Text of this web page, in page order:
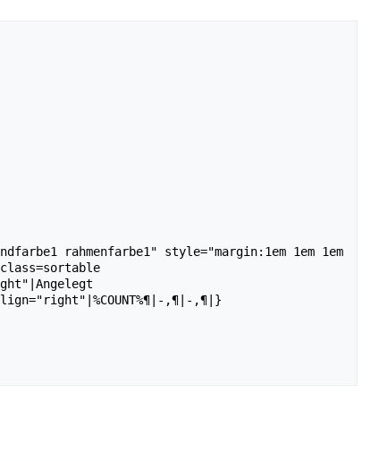
rahmenfarbe1" style="margin:1em 1em 1em
,¶|-,¶|}